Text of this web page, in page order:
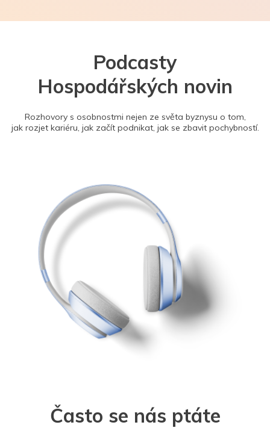
Podcasty
Hospodářských novin
Rozhovory s osobnostmi nejen ze světa byznysu o tom,
jak rozjet kariéru, jak začít podnikat, jak se zbavit pochybností.
Často se nás ptáte